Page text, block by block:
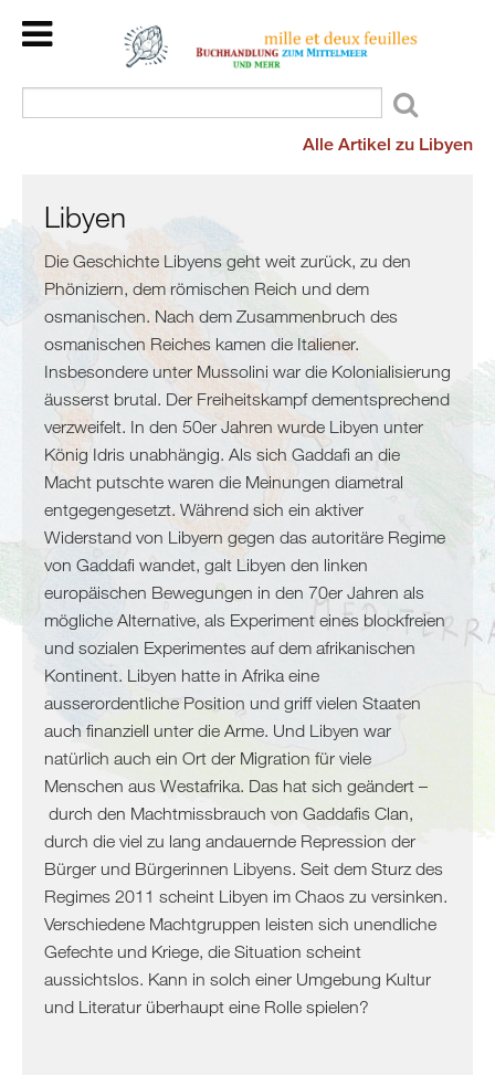
Home
Länder
Back
und
mehr
Flucht
und
Migration
Maghreb
Malta
Marokko
Tunesien
Libyen
Malta
Nördliche
Mittelmeerküste
Spanien
Frankreich
Italien
Balkan
Slowenien
Kroatien
Montenegro
Bosnien
Herzegowina
Albanien
Wir
lesen
für
Sie
Dienstleistungen
Über
uns
Alle Artikel zu Libyen
Libyen
Die Geschichte Libyens geht weit zurück, zu den
Phöniziern, dem römischen Reich und dem
osmanischen. Nach dem Zusammenbruch des
osmanischen Reiches kamen die Italiener.
Insbesondere unter Mussolini war die Kolonialisierung
äusserst brutal. Der Freiheitskampf dementsprechend
verzweifelt. In den 50er Jahren wurde Libyen unter
König Idris unabhängig. Als sich Gaddafi an die
Macht putschte waren die Meinungen diametral
entgegengesetzt. Während sich ein aktiver
Widerstand von Libyern gegen das autoritäre Regime
von Gaddafi wandet, galt Libyen den linken
europäischen Bewegungen in den 70er Jahren als
mögliche Alternative, als Experiment eines blockfreien
und sozialen Experimentes auf dem afrikanischen
Kontinent. Libyen hatte in Afrika eine
ausserordentliche Position und griff vielen Staaten
auch finanziell unter die Arme. Und Libyen war
natürlich auch ein Ort der Migration für viele
Menschen aus Westafrika. Das hat sich geändert –
durch den Machtmissbrauch von Gaddafis Clan,
durch die viel zu lang andauernde Repression der
Bürger und Bürgerinnen Libyens. Seit dem Sturz des
Regimes 2011 scheint Libyen im Chaos zu versinken.
Verschiedene Machtgruppen leisten sich unendliche
Gefechte und Kriege, die Situation scheint
aussichtslos. Kann in solch einer Umgebung Kultur
und Literatur überhaupt eine Rolle spielen?